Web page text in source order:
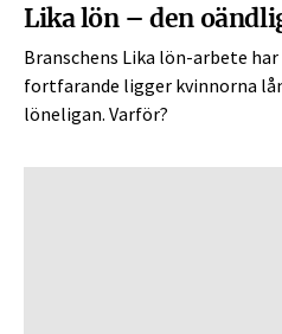
Lika lön – den
Branschens Lika lön-arbete
fortfarande ligger kvinnorna
löneligan. Varför?